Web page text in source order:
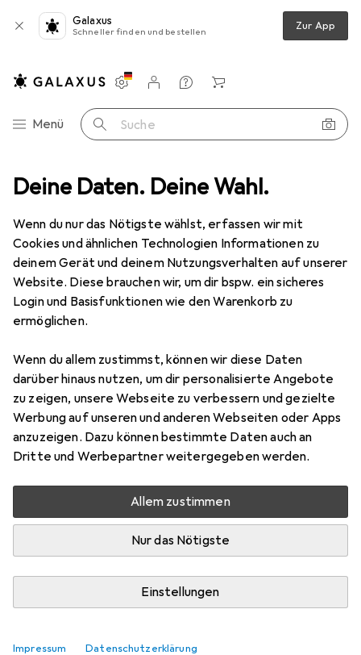
Deine Daten. Deine Wahl.
Wenn du nur das Nötigste wählst, erfassen wir mit
Cookies und ähnlichen Technologien Informationen zu
deinem Gerät und deinem Nutzungsverhalten auf unserer
Website. Diese brauchen wir, um dir bspw. ein sicheres
Login und Basisfunktionen wie den Warenkorb zu
ermöglichen.
Wenn du allem zustimmst, können wir diese Daten
darüber hinaus nutzen, um dir personalisierte Angebote
zu zeigen, unsere Webseite zu verbessern und gezielte
Werbung auf unseren und anderen Webseiten oder Apps
anzuzeigen. Dazu können bestimmte Daten auch an
Dritte und Werbepartner weitergegeben werden.
Allem zustimmen
Nur das Nötigste
Einstellungen
Impressum Datenschutzerklärung
Galaxus
Schneller finden und bestellen Zur App
Navigation nach Kategorien
Menü Suche
Einstellungen
Kundenkonto
Vergleichslisten
Merklisten
Warenkorb
Outdoorbekleidung Outdoorjacken Columbia Fast Trek II
11 Bilder
ColumbiaFast Trek II
Preis in EUR inkl. MwSt.
EUR
56,40
EUR
1,42
sparen
Angebot für
EUR
54,98
Mehr von Columbia
Zwischen Di, 11.8. und Mi, 12.8. geliefert
Lieferort angeben für genaue Lieferzeit
Bergzeit DE